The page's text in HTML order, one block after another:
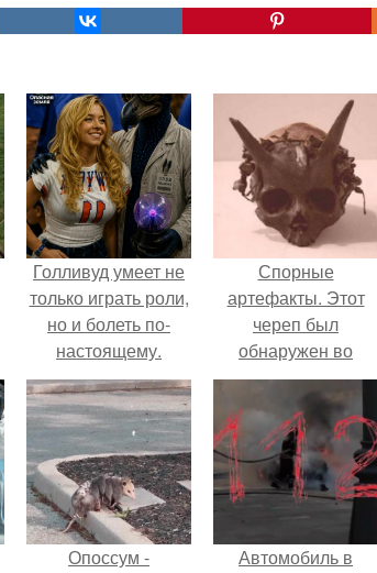
Голливуд умеет не
только играть роли,
но и болеть по-
настоящему.
Спорные
артефакты. Этот
череп был
обнаружен во
Франции между
1920 и 1940 годами
и являлся одним из
самых спорных
артефактов того
времени.
Опоссум -
Автомобиль в